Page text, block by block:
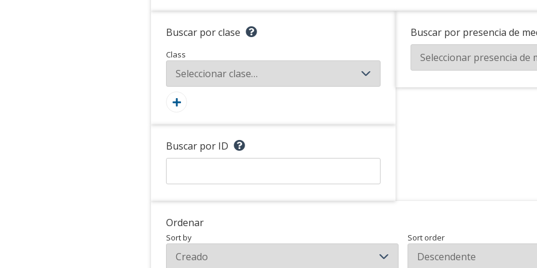
Buscar por clase
Class
Buscar por presencia de
Buscar por ID
Ordenar
Sort by Sort order